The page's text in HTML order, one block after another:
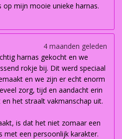
op mijn mooie unieke harnas.
4 maanden geleden
harnas gekocht en we
rokje bij. Dit werd speciaal
en we zijn er echt enorm
zorg, tijd en aandacht erin
het straalt vakmanschap uit.
is dat het niet zomaar een
met een persoonlijk karakter.